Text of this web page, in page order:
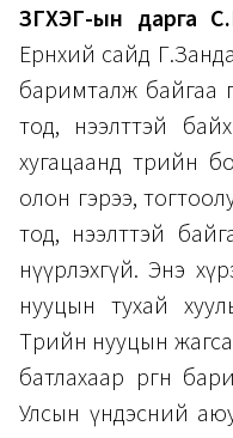
ЗГХЭГ-ын дарга
Ерөнхий сайд
баримталж байгаа
тод, нээлттэй
хугацаанд төрийн
олон гэрээ,
тод, нээлттэй
нүүрлэхгүй. Энэ
нууцын тухай
Төрийн нууцын
батлахаар өргөн
Улсын үндэсний